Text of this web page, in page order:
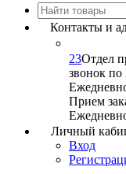
Контакты и
23Отдел
звонок
Прием
Личный
Вход